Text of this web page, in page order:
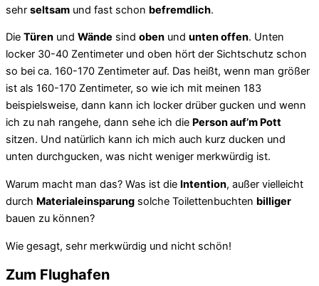
sehr seltsam und fast schon befremdlich.
Die Türen und Wände sind oben und unten offen. Unten
locker 30-40 Zentimeter und oben hört der Sichtschutz schon
so bei ca. 160-170 Zentimeter auf. Das heißt, wenn man größer
ist als 160-170 Zentimeter, so wie ich mit meinen 183
beispielsweise, dann kann ich locker drüber gucken und wenn
ich zu nah rangehe, dann sehe ich die Person auf’m Pott
sitzen. Und natürlich kann ich mich auch kurz ducken und
unten durchgucken, was nicht weniger merkwürdig ist.
Warum macht man das? Was ist die Intention, außer vielleicht
durch Materialeinsparung solche Toilettenbuchten billiger
bauen zu können?
Wie gesagt, sehr merkwürdig und nicht schön!
Zum Flughafen